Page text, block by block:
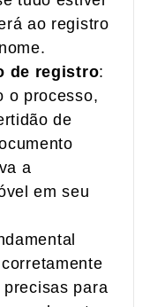
ao registro
de registro:
o processo,
de
a
em seu
para